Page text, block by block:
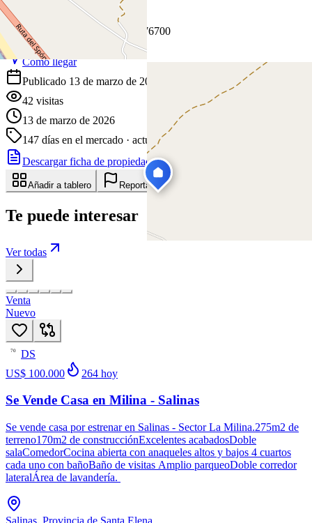
OpenStreetMap
Coordenadas:
-1.728220, -80.776700
Cómo llegar
Publicado 13 de marzo de 2026
42 visitas
13 de marzo de 2026
147 días en el mercado · actualizado hace 0 días
Descargar ficha de propiedad
Añadir a tablero Reportar anuncio
Te puede interesar
Ver todas
Venta
Nuevo
70
DS
US$ 100.000
264 hoy
Se Vende Casa en Milina - Salinas
Se vende casa por estrenar en Salinas - Sector La Milina.275m2 de
terreno170m2 de construcciónExcelentes acabadosDoble
salaComedorCocina abierta con anaqueles altos y bajos 4 cuartos
cada uno con bañoBaño de visitas Amplio parqueoDoble corredor
lateralÁrea de lavandería.